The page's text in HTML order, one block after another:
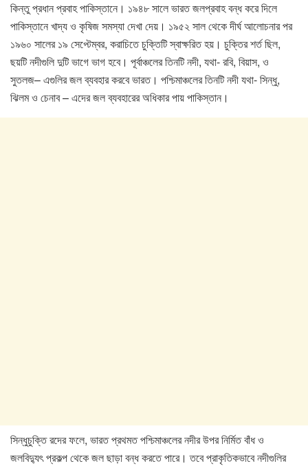
কিন্তু প্রধান প্রবাহ পাকিস্তানে। ১৯৪৮ সালে ভারত জলপ্রবাহ বন্ধ করে দিলে
পাকিস্তানে খাদ্য ও কৃষিজ সমস্যা দেখা দেয়। ১৯৫২ সাল থেকে দীর্ঘ আলোচনার পর
১৯৬০ সালের ১৯ সেপ্টেম্বর, করাচিতে চুক্তিটি স্বাক্ষরিত হয়। চুক্তির শর্ত ছিল,
ছয়টি নদীগুলি দুটি ভাগে ভাগ হবে। পূর্বাঞ্চলের তিনটি নদী, যথা- রবি, বিয়াস, ও
সুতলজ– এগুলির জল ব্যবহার করবে ভারত। পশ্চিমাঞ্চলের তিনটি নদী যথা- সিন্ধু,
ঝিলম ও চেনাব – এদের জল ব্যবহারের অধিকার পায় পাকিস্তান।
সিন্ধুচুক্তি রদের ফলে, ভারত প্রথমত পশ্চিমাঞ্চলের নদীর উপর নির্মিত বাঁধ ও
জলবিদ্যুৎ প্রকল্প থেকে জল ছাড়া বন্ধ করতে পারে। তবে প্রাকৃতিকভাবে নদীগুলির